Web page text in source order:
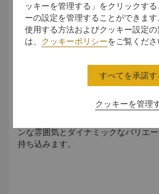
国際的シェフがHEATのセンターステ
ル料理を目の前で調理します。自慢
ンな雰囲気とダイナミックなバリエ
持ち込みます。
ッキーを管理する」をクリックす
ーの設定を管理することができま
使用する方法およびクッキー設定
は、 クッキーポリシーをご覧くださ
クッキーを管理
すべてを承諾す